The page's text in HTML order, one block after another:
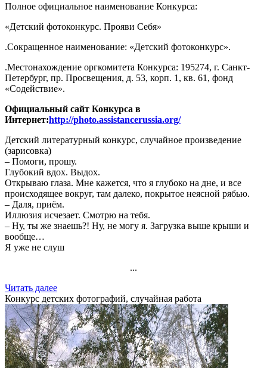
Полное официальное наименование Конкурса:
«Детский фотоконкурс. Прояви Себя»
.Сокращенное наименование: «Детский фотоконкурс».
.Местонахождение оргкомитета Конкурса: 195274, г. Санкт-
Петербург, пр. Просвещения, д. 53, корп. 1, кв. 61, фонд
«Содействие».
Официальный сайт Конкурса в
Интернет:http://photo.assistancerussia.org/
Детский литературный конкурс, случайное произведение
(зарисовка)
– Помоги, прошу.
Глубокий вдох. Выдох.
Открываю глаза. Мне кажется, что я глубоко на дне, и все
происходящее вокруг, там далеко, покрытое неясной рябью.
– Даля, приём.
Иллюзия исчезает. Смотрю на тебя.
– Ну, ты же знаешь?! Ну, не могу я. Загрузка выше крыши и
вообще…
Я уже не слуш
...
Читать далее
Конкурс детских фотографий, случайная работа